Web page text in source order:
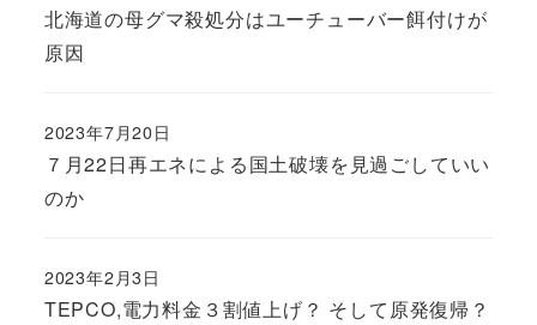
北海道の母グマ殺処分はユーチューバー餌付けが
原因
７月22日再エネによる国土破壊を見過ごしていい
のか
2023年7月20日
TEPCO,電力料金３割値上げ？ そして原発復帰？
2023年2月3日